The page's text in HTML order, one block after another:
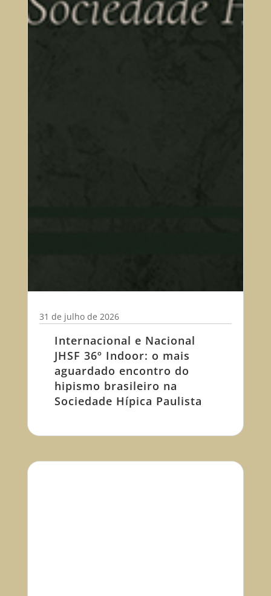
Internacional e Nacional
JHSF 36º Indoor: o mais
aguardado encontro do
hipismo brasileiro na
Sociedade Hípica Paulista
31 de julho de 2026